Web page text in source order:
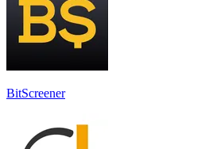
BitScreener